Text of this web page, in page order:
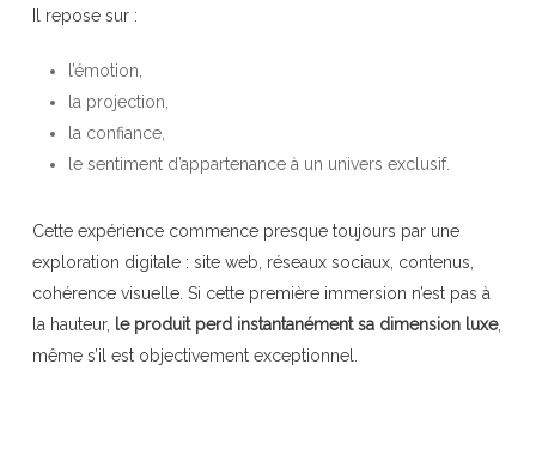
Il repose sur :
l’émotion,
la projection,
la confiance,
le sentiment d’appartenance à un univers exclusif.
Cette expérience commence presque toujours par une
exploration digitale : site web, réseaux sociaux, contenus,
cohérence visuelle. Si cette première immersion n’est pas à
la hauteur, le produit perd instantanément sa dimension luxe,
même s’il est objectivement exceptionnel.